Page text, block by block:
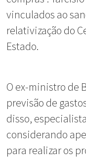
vinculados ao
relativização do
Estado.
O ex-ministro de
previsão de
disso,
considerando
para realizar os